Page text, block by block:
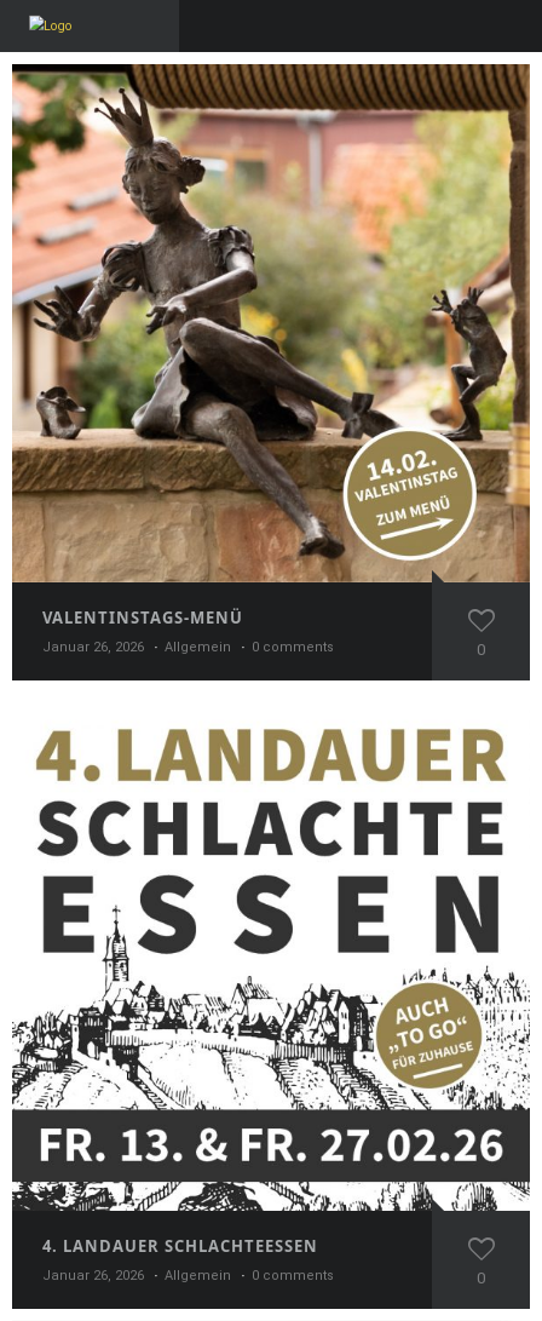
VALENTINSTAGS-MENÜ
Januar 26, 2026 Allgemein 0 comments 0
4. LANDAUER SCHLACHTEESSEN
Januar 26, 2026 Allgemein 0 comments 0